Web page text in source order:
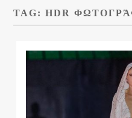
TAG:HDR